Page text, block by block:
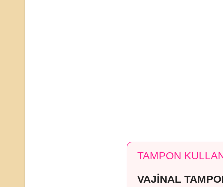
TAMPON
VAJİNAL